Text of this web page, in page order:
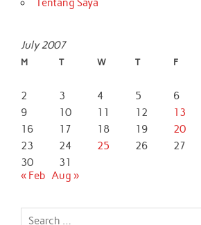
Tentang Saya
July 2007
M T W T F
2
3 4 5 6
9
10 11 12 13
16
17 18 19 20
23
24 25 26 27
30
31
« Feb Aug »